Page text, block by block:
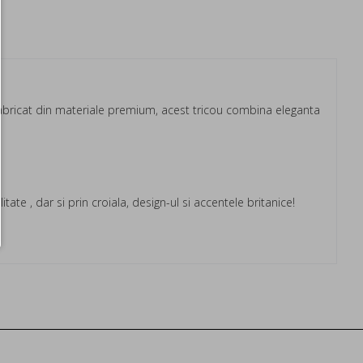
din materiale premium, acest tricou combina eleganta
, dar si prin croiala, design-ul si accentele britanice!